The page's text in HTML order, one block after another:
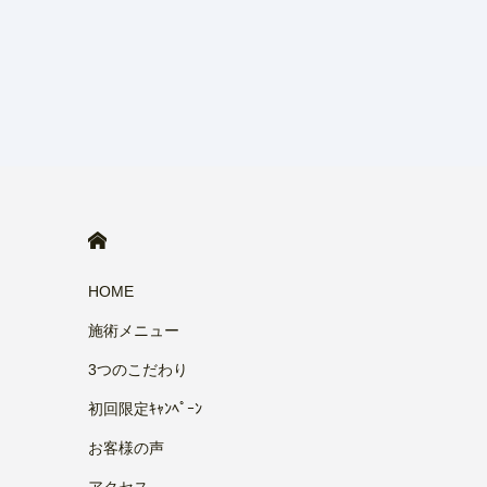
HOME
施術メニュー
3つのこだわり
初回限定ｷｬﾝﾍﾟｰﾝ
お客様の声